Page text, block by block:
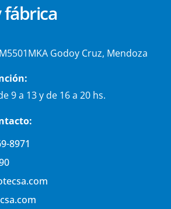
fábrica
Godoy Cruz, Mendoza
9 a 13 y de 16 a 20 hs.
8971